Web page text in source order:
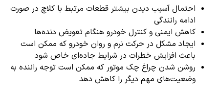
احتمال آسیب دیدن بیشتر قطعات مرتبط با کلاچ در صورت
ادامه رانندگی
کاهش ایمنی و کنترل خودرو هنگام تعویض دنده‌ها
ایجاد مشکل در حرکت نرم و روان خودرو که ممکن است
باعث افزایش خطرات در شرایط جاده‌ای خاص شود
روشن شدن چراغ چک موتور که ممکن است توجه راننده به
وضعیت‌های مهم دیگر را کاهش دهد